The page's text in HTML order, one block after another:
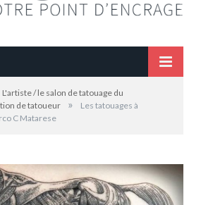
L'artiste / le salon de tatouage du
de tatoueur »
Les tatouages à
C Matarese